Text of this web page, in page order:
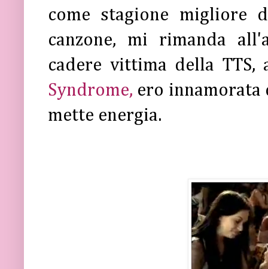
come stagione migliore
canzone, mi rimanda
cadere vittima della
Syndrome, ero innamorata
mette energia.